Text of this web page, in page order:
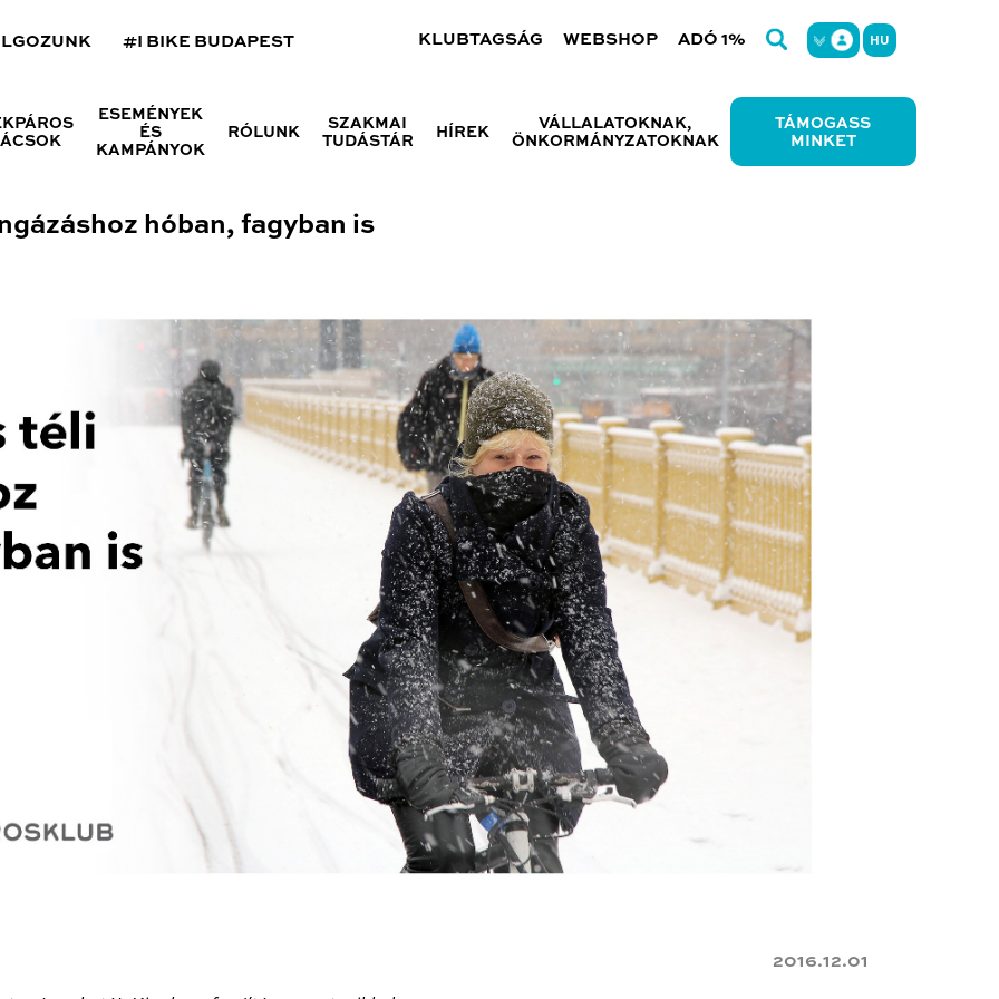
#I BIKE BUDAPEST KLUBTAGSÁG WEBSHOP ADÓ 1% HU
ESEMÉNYEK
ÉS
KAMPÁNYOK
RÓLUNK
SZAKMAI
TUDÁSTÁR
HÍREK
VÁLLALATOKNAK,
ÖNKORMÁNYZATOKNAK
TÁMOGASS
MINKET
hóban, fagyban is
2016.12.01